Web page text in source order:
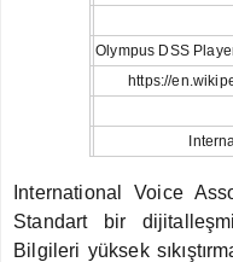
Olympus DSS
https://
International Voice
Standart bir
Bilgileri yüksek